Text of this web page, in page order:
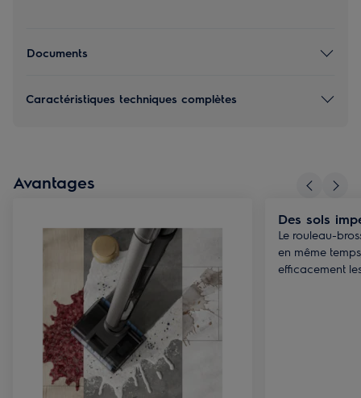
Documents
Caractéristiques techniques complètes
Avantages
Des sols
Le rouleau-
en même
efficacement